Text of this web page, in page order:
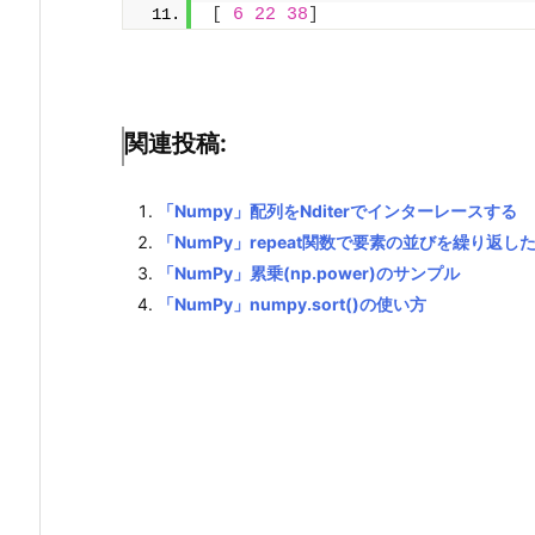
6 22 38
関連投稿:
「Numpy」配列をNditerでインターレースする
「NumPy」repeat関数で要素の並びを繰り返し
「NumPy」累乗(np.power)のサンプル
「NumPy」numpy.sort()の使い方